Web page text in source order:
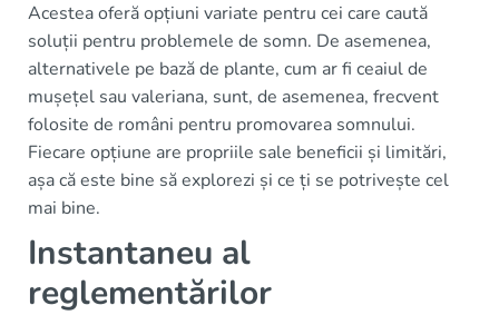
Acestea oferă opțiuni variate pentru cei care caută
soluții pentru problemele de somn. De asemenea,
alternativele pe bază de plante, cum ar fi ceaiul de
mușețel sau valeriana, sunt, de asemenea, frecvent
folosite de români pentru promovarea somnului.
Fiecare opțiune are propriile sale beneficii și limitări,
așa că este bine să explorezi și ce ți se potrivește cel
mai bine.
Instantaneu al
reglementărilor